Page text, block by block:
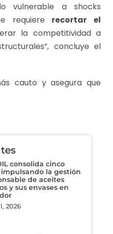
vulnerable a shocks
requiere recortar el
la competitividad a
concluye el
cauto y asegura que
consolida cinco
impulsando la gestión
de aceites
y sus envases en
2026